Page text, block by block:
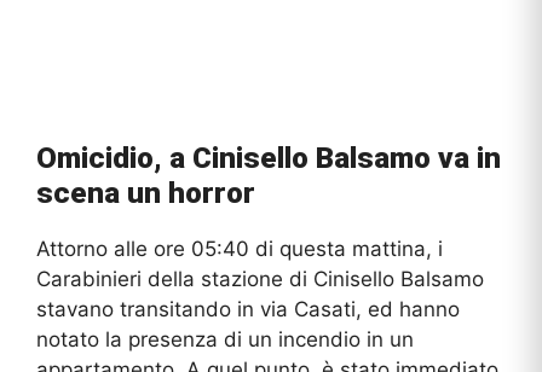
Omicidio, a Cinisello Balsamo va in
scena un horror
Attorno alle ore 05:40 di questa mattina, i
Carabinieri della stazione di Cinisello Balsamo
stavano transitando in via Casati, ed hanno
notato la presenza di un incendio in un